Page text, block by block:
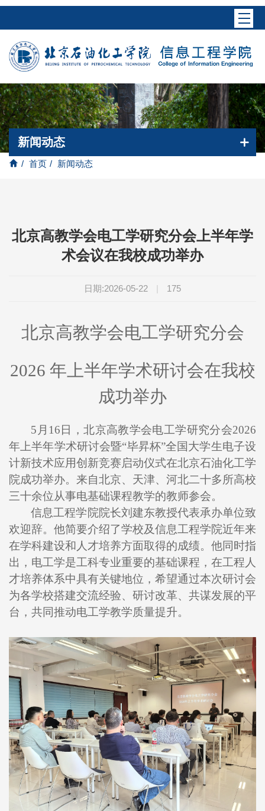
/ 首页 / 新闻动态
新闻动态
北京高教学会电工学研究分会上半年学
术会议在我校成功举办
日期:2026-05-22 | 175
北京高教学会电工学研究分会
2026 年上半年学术研讨会在我校
成功举办
5月16日，北京高教学会电工学研究分会2026
年上半年学术研讨会暨“毕昇杯”全国大学生电子设
计新技术应用创新竞赛启动仪式在北京石油化工学
院成功举办。来自北京、天津、河北二十多所高校
三十余位从事电基础课程教学的教师参会。
信息工程学院院长刘建东教授代表承办单位致
欢迎辞。他简要介绍了学校及信息工程学院近年来
在学科建设和人才培养方面取得的成绩。他同时指
出，电工学是工科专业重要的基础课程，在工程人
才培养体系中具有关键地位，希望通过本次研讨会
为各学校搭建交流经验、研讨改革、共谋发展的平
台，共同推动电工学教学质量提升。